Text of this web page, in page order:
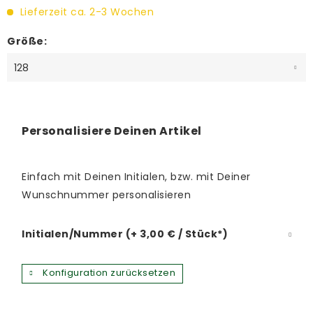
Lieferzeit ca. 2-3 Wochen
Größe:
Personalisiere Deinen Artikel
Einfach mit Deinen Initialen, bzw. mit Deiner
Wunschnummer personalisieren
Initialen/Nummer (+ 3,00 € / Stück*)
Konfiguration zurücksetzen